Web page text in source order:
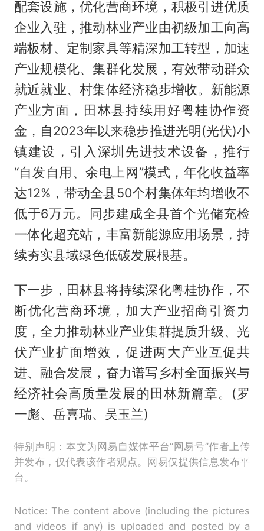
配套设施，优化营商环境，积极引进优质
企业入驻，推动林业产业由初级加工向高
端板材、定制家具等精深加工转型，加速
产业规模化、集群化发展，有效带动群众
就近就业、村集体经济稳步增收。新能源
产业方面，田林县持续用好粤桂协作资
金，自2023年以来稳步推进光明(光伏)小
镇建设，引入深圳先进技术设备，推行
“自发自用、余电上网”模式，年化收益率
达12%，带动全县50个村集体年均增收不
低于6万元。同步建成全县首个光储充检
一体化超充站，丰富新能源应用场景，持
续夯实县域绿色低碳发展根基。
下一步，田林县将持续深化粤桂协作，不
断优化营商环境，加大产业招商引资力
度，全力推动林业产业集群提质升级、光
伏产业扩面增效，促进两大产业互促共
进、融合发展，奋力谱写乡村全面振兴与
经济社会高质量发展的田林新篇章。(罗
一彪、岳喜瑞、吴玉兰)
特别声明：本文为网易自媒体平台“网易号”作者上传
并发布，仅代表该作者观点。网易仅提供信息发布平
台。
Notice: The content above (including the pictures
and videos if any) is uploaded and posted by a